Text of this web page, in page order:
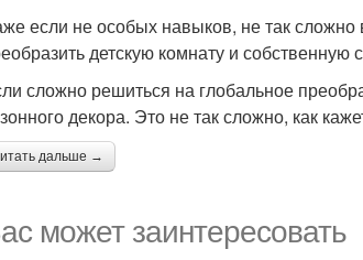
если не особых навыков, не так сложно
детскую комнату и собственную
сложно решиться на глобальное
декора. Это не так сложно, как
дальше →
может заинтересовать